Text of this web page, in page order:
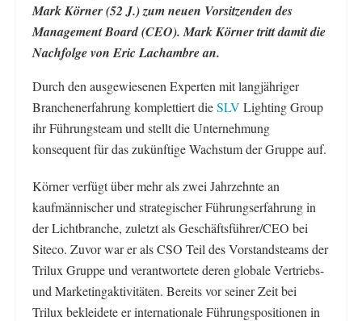
Mark Körner (52 J.) zum neuen Vorsitzenden des
Management Board (CEO). Mark Körner tritt damit die
Nachfolge von Eric Lachambre an.
Durch den ausgewiesenen Experten mit langjähriger
Branchenerfahrung komplettiert dieSLV Lighting Group
ihr Führungsteam und stellt die Unternehmung
konsequent für das zukünftige Wachstum der Gruppe auf.
Körner verfügt über mehr als zwei Jahrzehnte an
kaufmännischer und strategischer Führungserfahrung in
der Lichtbranche, zuletzt als Geschäftsführer/CEO bei
Siteco. Zuvor war er als CSO Teil des Vorstandsteams der
Trilux Gruppe und verantwortete deren globale Vertriebs-
und Marketingaktivitäten. Bereits vor seiner Zeit bei
Trilux bekleidete er internationale Führungspositionen in